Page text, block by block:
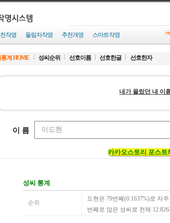
작명 돌림자작명 추천개명 스마트작명
계 HOME 성씨순위 선호이름 선호한글 선호한자